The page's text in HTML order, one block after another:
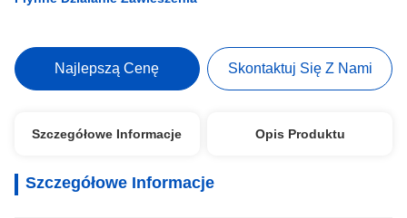
Najlepszą Cenę Skontaktuj Się Z Nami
Szczegółowe Informacje Opis Produktu
Szczegółowe Informacje